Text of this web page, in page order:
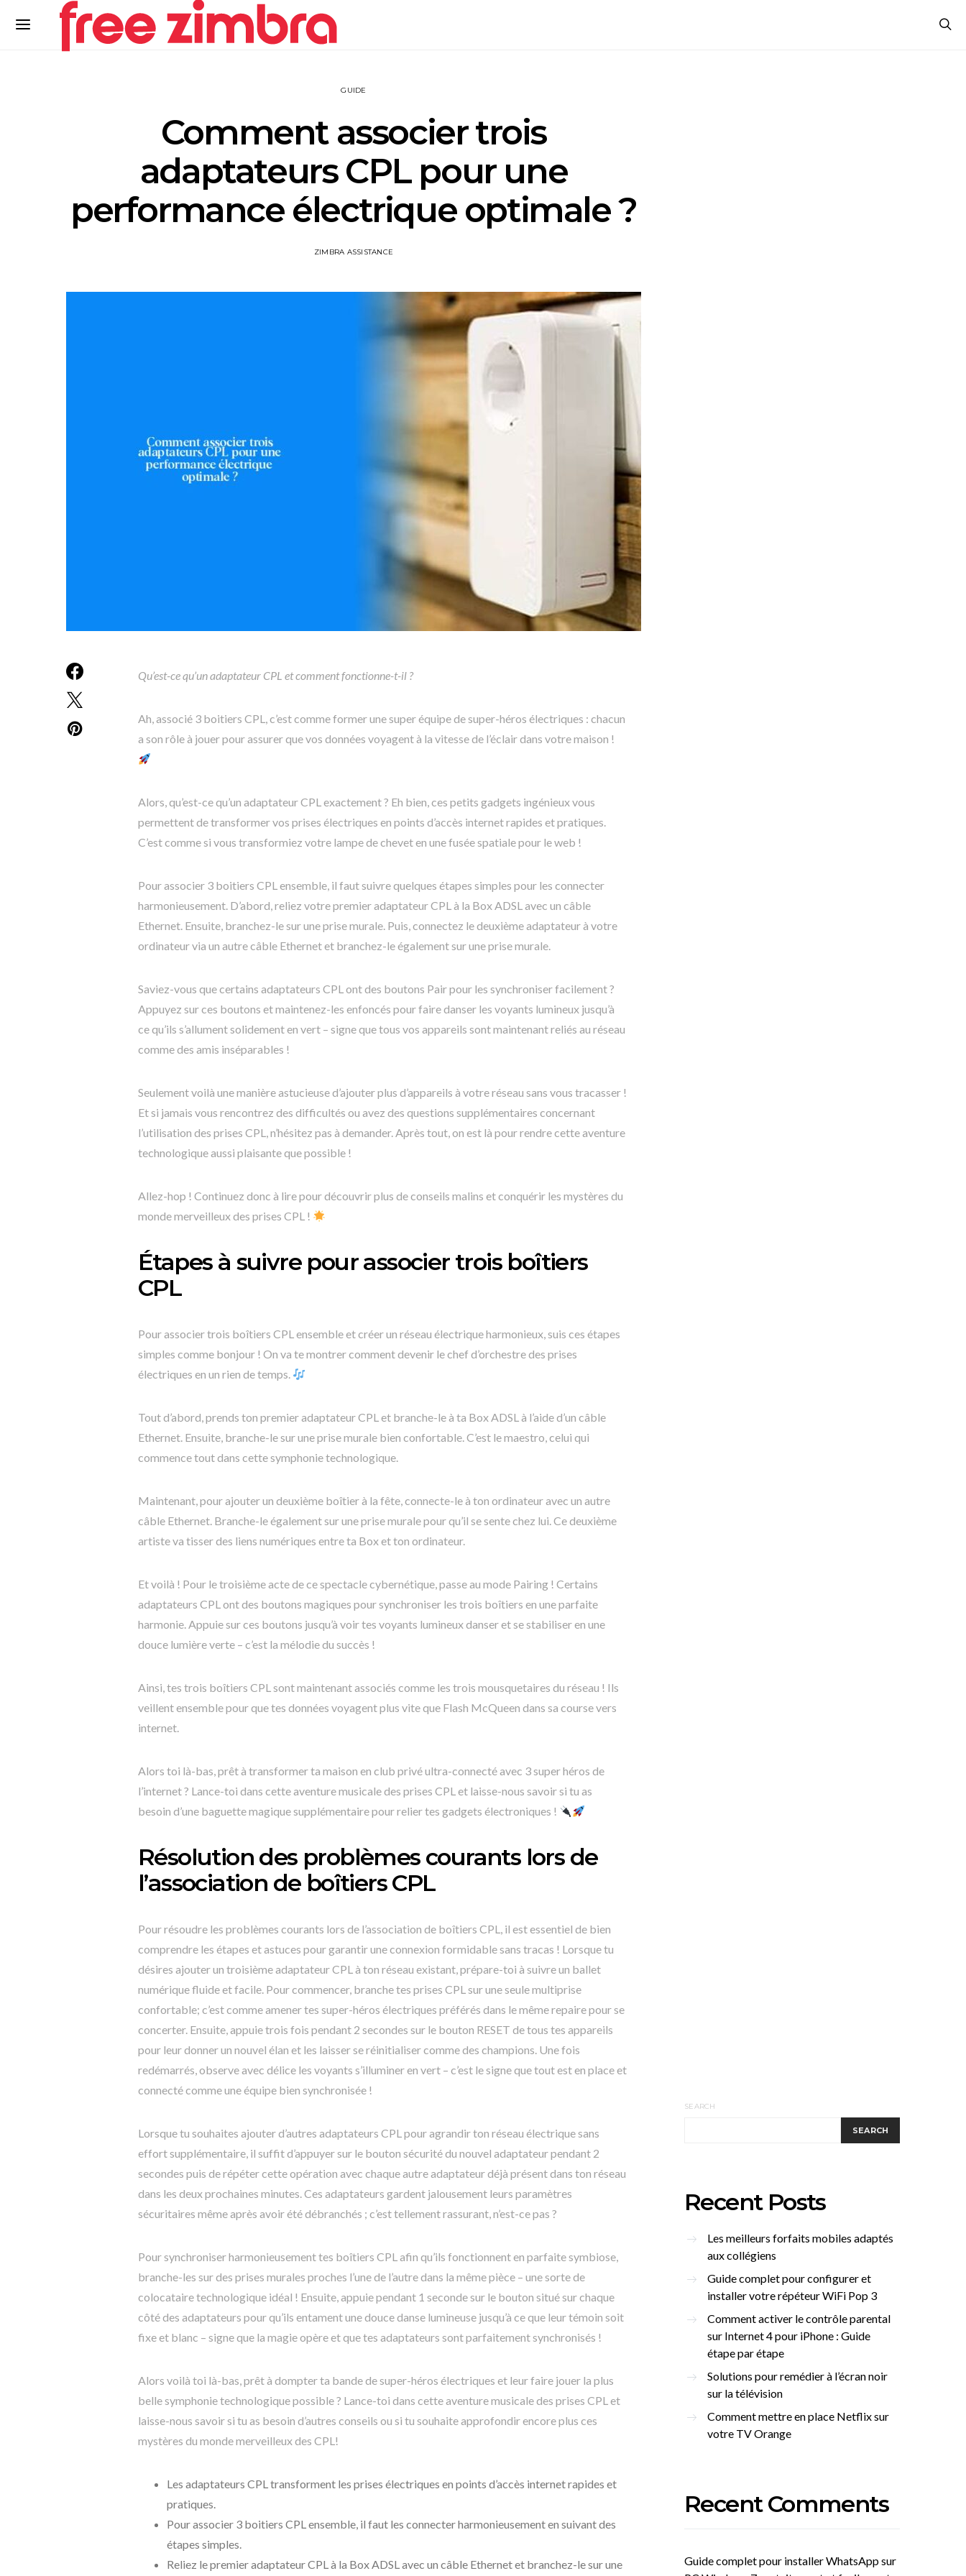
GUIDE
Comment associer trois
adaptateurs CPL pour une
performance électrique optimale ?
ZIMBRA ASSISTANCE
Qu’est-ce qu’un adaptateur CPL et comment fonctionne-t-il ?
Ah, associé 3 boitiers CPL, c’est comme former une super équipe de super-héros électriques : chacun
a son rôle à jouer pour assurer que vos données voyagent à la vitesse de l’éclair dans votre maison !
Alors, qu’est-ce qu’un adaptateur CPL exactement ? Eh bien, ces petits gadgets ingénieux vous
permettent de transformer vos prises électriques en points d’accès internet rapides et pratiques.
C’est comme si vous transformiez votre lampe de chevet en une fusée spatiale pour le web !
Pour associer 3 boitiers CPL ensemble, il faut suivre quelques étapes simples pour les connecter
harmonieusement. D’abord, reliez votre premier adaptateur CPL à la Box ADSL avec un câble
Ethernet. Ensuite, branchez-le sur une prise murale. Puis, connectez le deuxième adaptateur à votre
ordinateur via un autre câble Ethernet et branchez-le également sur une prise murale.
Saviez-vous que certains adaptateurs CPL ont des boutons Pair pour les synchroniser facilement ?
Appuyez sur ces boutons et maintenez-les enfoncés pour faire danser les voyants lumineux jusqu’à
ce qu’ils s’allument solidement en vert – signe que tous vos appareils sont maintenant reliés au réseau
comme des amis inséparables !
Seulement voilà une manière astucieuse d’ajouter plus d’appareils à votre réseau sans vous tracasser !
Et si jamais vous rencontrez des difficultés ou avez des questions supplémentaires concernant
l’utilisation des prises CPL, n’hésitez pas à demander. Après tout, on est là pour rendre cette aventure
technologique aussi plaisante que possible !
Allez-hop ! Continuez donc à lire pour découvrir plus de conseils malins et conquérir les mystères du
monde merveilleux des prises CPL !
Étapes à suivre pour associer trois boîtiers
CPL
Pour associer trois boîtiers CPL ensemble et créer un réseau électrique harmonieux, suis ces étapes
simples comme bonjour ! On va te montrer comment devenir le chef d’orchestre des prises
électriques en un rien de temps.
Tout d’abord, prends ton premier adaptateur CPL et branche-le à ta Box ADSL à l’aide d’un câble
Ethernet. Ensuite, branche-le sur une prise murale bien confortable. C’est le maestro, celui qui
commence tout dans cette symphonie technologique.
Maintenant, pour ajouter un deuxième boîtier à la fête, connecte-le à ton ordinateur avec un autre
câble Ethernet. Branche-le également sur une prise murale pour qu’il se sente chez lui. Ce deuxième
artiste va tisser des liens numériques entre ta Box et ton ordinateur.
Et voilà ! Pour le troisième acte de ce spectacle cybernétique, passe au mode Pairing ! Certains
adaptateurs CPL ont des boutons magiques pour synchroniser les trois boîtiers en une parfaite
harmonie. Appuie sur ces boutons jusqu’à voir tes voyants lumineux danser et se stabiliser en une
douce lumière verte – c’est la mélodie du succès !
Ainsi, tes trois boîtiers CPL sont maintenant associés comme les trois mousquetaires du réseau ! Ils
veillent ensemble pour que tes données voyagent plus vite que Flash McQueen dans sa course vers
internet.
Alors toi là-bas, prêt à transformer ta maison en club privé ultra-connecté avec 3 super héros de
l’internet ? Lance-toi dans cette aventure musicale des prises CPL et laisse-nous savoir si tu as
besoin d’une baguette magique supplémentaire pour relier tes gadgets électroniques !
Résolution des problèmes courants lors de
l’association de boîtiers CPL
Pour résoudre les problèmes courants lors de l’association de boîtiers CPL, il est essentiel de bien
comprendre les étapes et astuces pour garantir une connexion formidable sans tracas ! Lorsque tu
désires ajouter un troisième adaptateur CPL à ton réseau existant, prépare-toi à suivre un ballet
numérique fluide et facile. Pour commencer, branche tes prises CPL sur une seule multiprise
confortable; c’est comme amener tes super-héros électriques préférés dans le même repaire pour se
concerter. Ensuite, appuie trois fois pendant 2 secondes sur le bouton RESET de tous tes appareils
pour leur donner un nouvel élan et les laisser se réinitialiser comme des champions. Une fois
redémarrés, observe avec délice les voyants s’illuminer en vert – c’est le signe que tout est en place et
connecté comme une équipe bien synchronisée !
Lorsque tu souhaites ajouter d’autres adaptateurs CPL pour agrandir ton réseau électrique sans
effort supplémentaire, il suffit d’appuyer sur le bouton sécurité du nouvel adaptateur pendant 2
secondes puis de répéter cette opération avec chaque autre adaptateur déjà présent dans ton réseau
dans les deux prochaines minutes. Ces adaptateurs gardent jalousement leurs paramètres
sécuritaires même après avoir été débranchés ; c’est tellement rassurant, n’est-ce pas ?
Pour synchroniser harmonieusement tes boîtiers CPL afin qu’ils fonctionnent en parfaite symbiose,
branche-les sur des prises murales proches l’une de l’autre dans la même pièce – une sorte de
colocataire technologique idéal ! Ensuite, appuie pendant 1 seconde sur le bouton situé sur chaque
côté des adaptateurs pour qu’ils entament une douce danse lumineuse jusqu’à ce que leur témoin soit
fixe et blanc – signe que la magie opère et que tes adaptateurs sont parfaitement synchronisés !
Alors voilà toi là-bas, prêt à dompter ta bande de super-héros électriques et leur faire jouer la plus
belle symphonie technologique possible ? Lance-toi dans cette aventure musicale des prises CPL et
laisse-nous savoir si tu as besoin d’autres conseils ou si tu souhaite approfondir encore plus ces
mystères du monde merveilleux des CPL!
Les adaptateurs CPL transforment les prises électriques en points d’accès internet rapides et
pratiques.
Pour associer 3 boitiers CPL ensemble, il faut les connecter harmonieusement en suivant des
étapes simples.
Reliez le premier adaptateur CPL à la Box ADSL avec un câble Ethernet et branchez-le sur une
SEARCH
SEARCH
Recent Posts
Les meilleurs forfaits mobiles adaptés
aux collégiens
Guide complet pour configurer et
installer votre répéteur WiFi Pop 3
Comment activer le contrôle parental
sur Internet 4 pour iPhone : Guide
étape par étape
Solutions pour remédier à l’écran noir
sur la télévision
Comment mettre en place Netflix sur
votre TV Orange
Recent Comments
Guide complet pour installer WhatsApp sur